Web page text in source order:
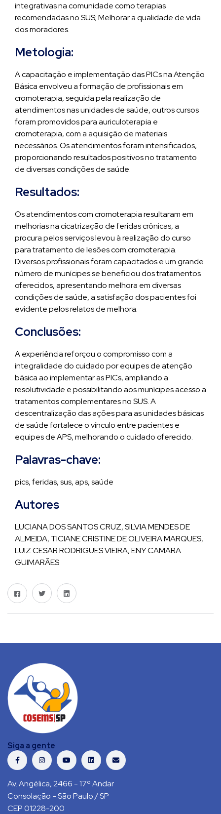
integrativas na comunidade como terapias
recomendadas no SUS; Melhorar a qualidade de vida
dos moradores.
Metologia:
A capacitação e implementação das PICs na Atenção
Básica envolveu a formação de profissionais em
cromoterapia, seguida pela realização de
atendimentos nas unidades de saúde, outros cursos
foram promovidos para auriculoterapia e
cromoterapia, com a aquisição de materiais
necessários. Os atendimentos foram intensificados,
proporcionando resultados positivos no tratamento
de diversas condições de saúde.
Resultados:
Os atendimentos com cromoterapia resultaram em
melhorias na cicatrização de feridas crônicas, a
procura pelos serviços levou à realização do curso
para tratamento de lesões com cromoterapia.
Diversos profissionais foram capacitados e um grande
número de munícipes se beneficiou dos tratamentos
oferecidos, apresentando melhora em diversas
condições de saúde, a satisfação dos pacientes foi
evidente pelos relatos de melhora.
Conclusões:
A experiência reforçou o compromisso com a
integralidade do cuidado por equipes de atenção
básica ao implementar as PICs, ampliando a
resolutividade e possibilitando aos munícipes acesso a
tratamentos complementares no SUS. A
descentralização das ações para as unidades básicas
de saúde fortalece o vínculo entre pacientes e
equipes de APS, melhorando o cuidado oferecido.
Palavras-chave:
pics, feridas, sus, aps, saúde
Autores
LUCIANA DOS SANTOS CRUZ, SILVIA MENDES DE
ALMEIDA, TICIANE CRISTINE DE OLIVEIRA MARQUES,
LUIZ CESAR RODRIGUES VIEIRA, ENY CAMARA
GUIMARÃES
Siga a gente
Av. Angélica, 2466 - 17º Andar
Consolação - São Paulo / SP
CEP 01228-200